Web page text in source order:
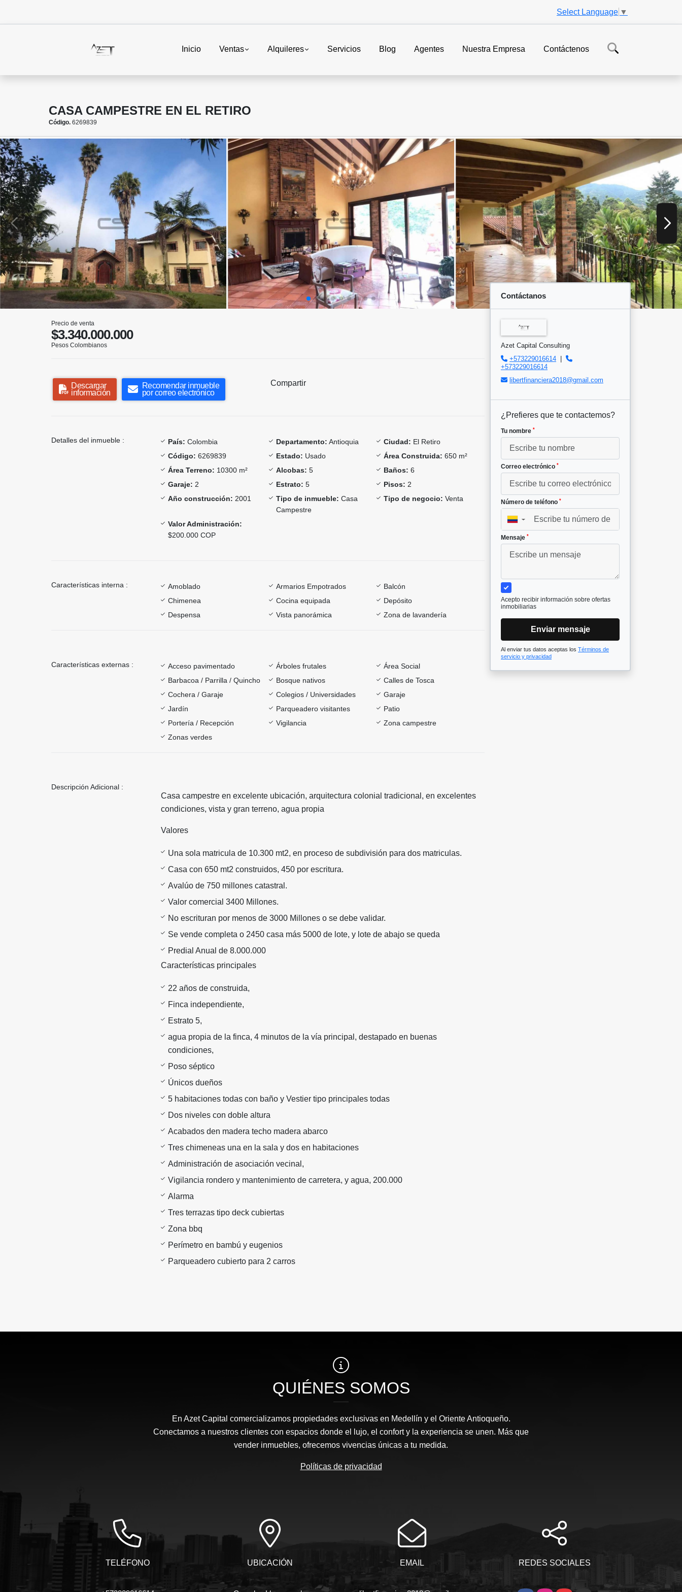
Select Language ▼
Inicio Ventas Alquileres Servicios Blog Agentes Nuestra Empresa Contáctenos
CASA CAMPESTRE EN EL RETIRO
Código. 6269839
Precio de venta
$3.340.000.000
Pesos Colombianos
Descargar
información
Recomendar inmueble
por correo electrónico
Compartir
Detalles del inmueble : País: Colombia Departamento: Antioquia Ciudad: El Retiro
Código: 6269839 Estado: Usado Área Construida: 650 m²
Área Terreno: 10300 m² Alcobas: 5 Baños: 6
Garaje: 2 Estrato: 5 Pisos: 2
Año construcción: 2001 Tipo de inmueble: Casa
Campestre
Tipo de negocio: Venta
Valor Administración:
$200.000 COP
Características interna : Amoblado Armarios Empotrados
Balcón
Chimenea
Cocina equipada
Depósito
Despensa
Vista panorámica Zona de lavandería
Características externas : Acceso pavimentado Árboles frutales
Área Social
Barbacoa / Parrilla / Quincho
Bosque nativos
Calles de Tosca
Cochera / Garaje
Colegios / Universidades
Garaje
Jardín
Parqueadero visitantes
Patio
Portería / Recepción
Vigilancia
Zona campestre
Zonas verdes
Descripción Adicional :
Casa campestre en excelente ubicación, arquitectura colonial tradicional, en excelentes
condiciones, vista y gran terreno, agua propia
Valores
Una sola matricula de 10.300 mt2, en proceso de subdivisión para dos matriculas.
Casa con 650 mt2 construidos, 450 por escritura.
Avalúo de 750 millones catastral.
Valor comercial 3400 Millones.
No escrituran por menos de 3000 Millones o se debe validar.
Se vende completa o 2450 casa más 5000 de lote, y lote de abajo se queda
Predial Anual de 8.000.000
Características principales
22 años de construida,
Finca independiente,
Estrato 5,
agua propia de la finca, 4 minutos de la vía principal, destapado en buenas
condiciones,
Poso séptico
Únicos dueños
5 habitaciones todas con baño y Vestier tipo principales todas
Dos niveles con doble altura
Acabados den madera techo madera abarco
Tres chimeneas una en la sala y dos en habitaciones
Administración de asociación vecinal,
Vigilancia rondero y mantenimiento de carretera, y agua, 200.000
Alarma
Tres terrazas tipo deck cubiertas
Zona bbq
Perímetro en bambú y eugenios
Parqueadero cubierto para 2 carros
Contáctanos
Azet Capital Consulting
+573229016614
+573229016614
libertfinanciera2018@gmail.com
¿Prefieres que te contactemos?
Tu nombre *
Correo electrónico *
Número de teléfono *
▼
Mensaje *
Acepto recibir información sobre ofertas
inmobiliarias
Enviar mensaje
Al enviar tus datos aceptas los Términos de
servicio y privacidad
QUIÉNES SOMOS
En Azet Capital comercializamos propiedades exclusivas en Medellín y el Oriente Antioqueño.
Conectamos a nuestros clientes con espacios donde el lujo, el confort y la experiencia se unen. Más que
vender inmuebles, ofrecemos vivencias únicas a tu medida.
Políticas de privacidad
TELÉFONO UBICACIÓN EMAIL REDES SOCIALES